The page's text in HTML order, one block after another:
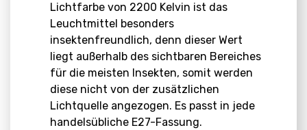
Lichtfarbe von 2200 Kelvin ist das
Leuchtmittel besonders
insektenfreundlich, denn dieser Wert
liegt außerhalb des sichtbaren Bereiches
für die meisten Insekten, somit werden
diese nicht von der zusätzlichen
Lichtquelle angezogen. Es passt in jede
handelsübliche E27-Fassung.